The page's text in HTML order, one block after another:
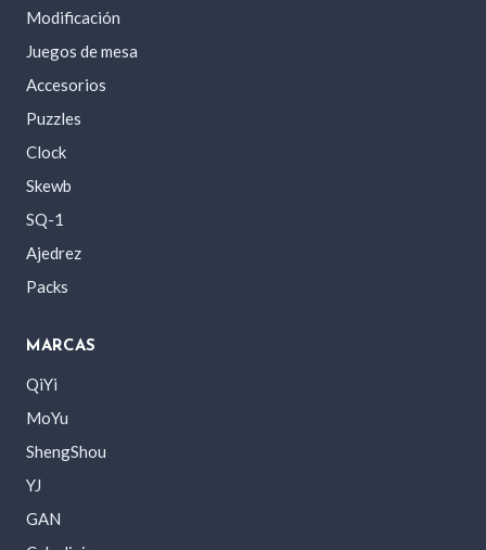
Modificación
Juegos de mesa
Accesorios
Puzzles
Clock
Skewb
SQ-1
Ajedrez
Packs
MARCAS
QiYi
MoYu
ShengShou
YJ
GAN